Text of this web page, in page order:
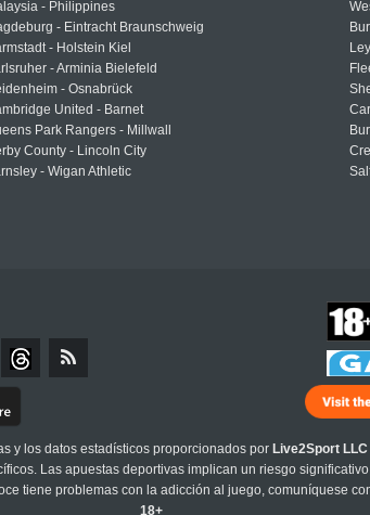
- Philippines
- Eintracht Braunschweig
- Holstein Kiel
- Arminia Bielefeld
- Osnabrück
United - Barnet
Park Rangers - Millwall
County - Lincoln City
- Wigan Athletic
y los datos estadísticos proporcionados por Live2Sport LLC
Las apuestas deportivas implican un riesgo
tiene problemas con la adicción al juego, comuníquese
18+